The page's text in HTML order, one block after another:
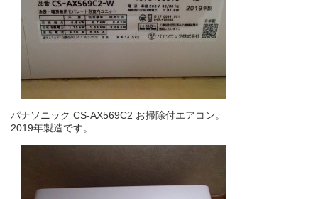
パナソニック CS-AX569C2 お掃除付エアコン。
2019年製造です。